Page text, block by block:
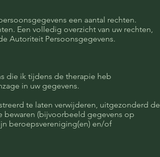
een aantal rechten.
Een volledig overzicht van uw rechten,
Autoriteit Persoonsgegevens.
die ik tijdens de therapie heb
in uw gegevens.
te laten verwijderen, uitgezonderd de
bewaren (bijvoorbeeld gegevens op
beroepsvereniging(en) en/of